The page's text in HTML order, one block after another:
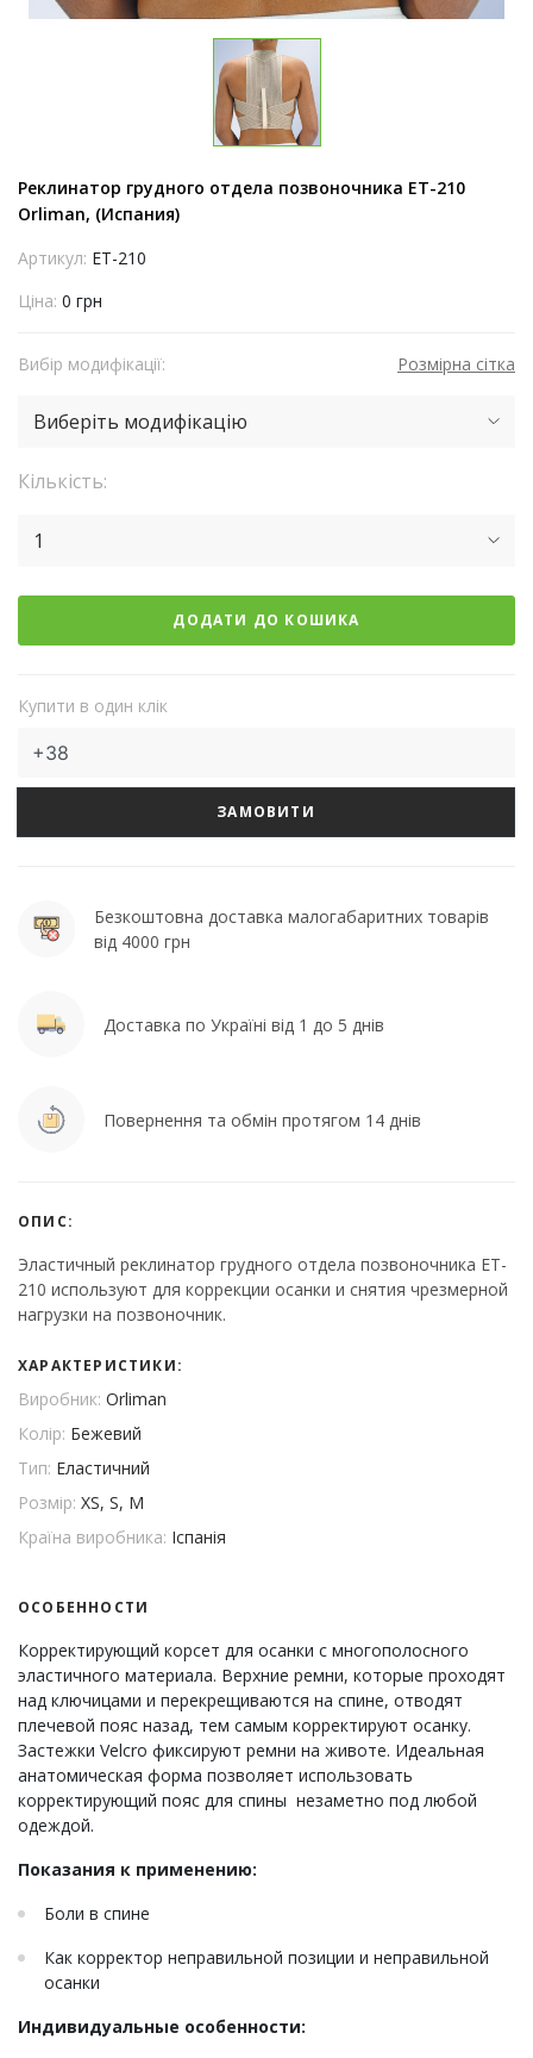
Реклинатор грудного отдела позвоночника ET-210
Orliman, (Испания)
Артикул: ET-210
Ціна: 0 грн
Вибір модифікації: Розмірна сітка
Виберіть модифікацію
Кількість:
1
ДОДАТИ ДО КОШИКА
Купити в один клік
ЗАМОВИТИ
Безкоштовна доставка малогабаритних товарів
від 4000 грн
Доставка по Україні від 1 до 5 днів
Повернення та обмін протягом 14 днів
ОПИС:
Эластичный реклинатор грудного отдела позвоночника ET-
210 используют для коррекции осанки и снятия чрезмерной
нагрузки на позвоночник.
ХАРАКТЕРИСТИКИ:
Виробник: Orliman
Колір: Бежевий
Тип: Еластичний
Розмір: XS, S, M
Країна виробника: Іспанія
ОСОБЕННОСТИ
Корректирующий корсет для осанки с многополосного
эластичного материала. Верхние ремни, которые проходят
над ключицами и перекрещиваются на спине, отводят
плечевой пояс назад, тем самым корректируют осанку.
Застежки Velcro фиксируют ремни на животе. Идеальная
анатомическая форма позволяет использовать
корректирующий пояс для спины незаметно под любой
одеждой.
Показания к применению:
Боли в спине
Как корректор неправильной позиции и неправильной
осанки
Индивидуальные особенности: